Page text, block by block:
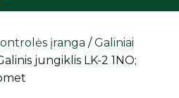
įranga /Galiniai
jungiklis LK-2 1NO;